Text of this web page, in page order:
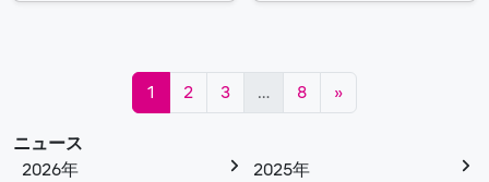
投稿ナビゲーション
1 2 3 … 8 »
ニュース
2026年
2025年